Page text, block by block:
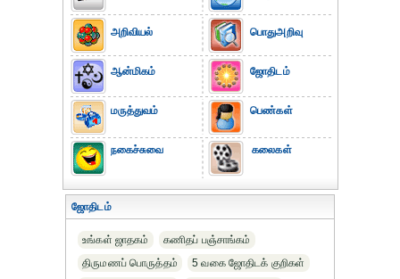
அறிவியல்
ஆன்மிகம்
மருத்துவம்
நகைச்சுவை
பொதுஅறிவு
ஜோதிடம்
பெண்கள்
கலைகள்
ஜோதிடம்
உங்கள் ஜாதகம்
கணிதப் பஞ்சாங்கம்
திருமணப் பொருத்தம்
5 வகை ஜோதிடக் குறிகள்